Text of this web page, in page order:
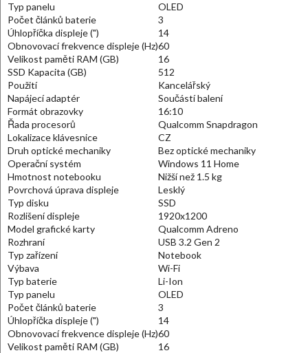
Typ panelu
OLED
Počet článků baterie
3
Úhlopříčka displeje (")
14
Obnovovací frekvence displeje (Hz)60
Velikost paměti RAM (GB)
16
SSD Kapacita (GB)
512
Použití
Kancelářský
Napájecí adaptér
Součástí balení
Formát obrazovky
16:10
Řada procesorů
Qualcomm Snapdragon
Lokalizace klávesnice
CZ
Druh optické mechaniky
Bez optické mechaniky
Operační systém
Windows 11 Home
Hmotnost notebooku
Nižší než 1.5 kg
Povrchová úprava displeje
Lesklý
Typ disku
SSD
Rozlišení displeje
1920x1200
Model grafické karty
Qualcomm Adreno
Rozhraní
USB 3.2 Gen 2
Typ zařízení
Notebook
Výbava
Wi-Fi
Typ baterie
Li-Ion
Typ panelu
OLED
Počet článků baterie
3
Úhlopříčka displeje (")
14
Obnovovací frekvence displeje (Hz)60
Velikost paměti RAM (GB)
16